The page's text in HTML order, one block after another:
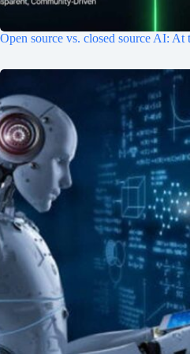
Open source vs. closed source AI: